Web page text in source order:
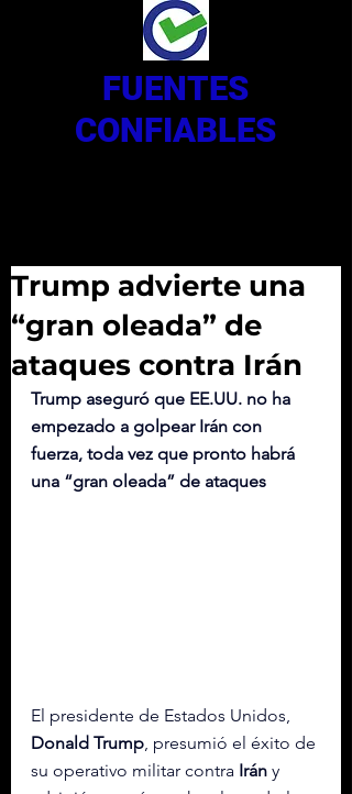
FUENTES
CONFIABLES
Trump advierte una
“gran oleada” de
ataques contra Irán
Trump aseguró que EE.UU. no ha
empezado a golpear Irán con
fuerza, toda vez que pronto habrá
una “gran oleada” de ataques
El presidente de Estados Unidos,
Donald Trump , presumió el éxito de
su operativo militar contra Irán y